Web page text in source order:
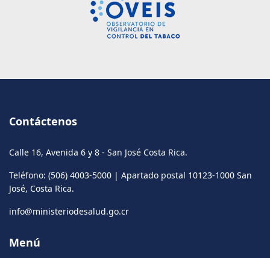
Contáctenos
Calle 16, Avenida 6 y 8 - San José Costa Rica.
Teléfono: (506) 4003-5000 | Apartado postal 10123-1000 San
José, Costa Rica.
info@ministeriodesalud.go.cr
Menú